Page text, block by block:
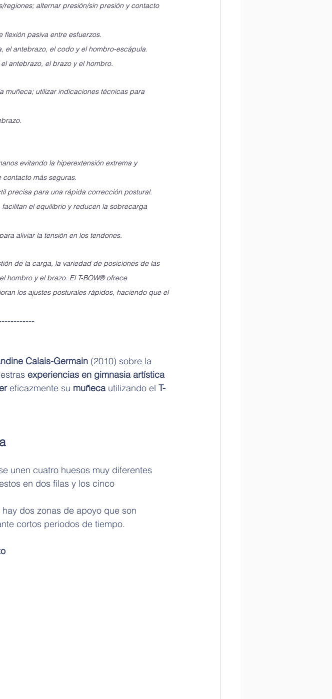
alternar presión/sin presión y contacto
pasiva entre esfuerzos.
el antebrazo, el codo y el hombro-escápula.
antebrazo, el brazo y el hombro.
muñeca; utilizar indicaciones técnicas para
evitando la hiperextensión extrema y
más seguras.
precisa para una rápida corrección postural.
el equilibrio y reducen la sobrecarga
aliviar la tensión en los tendones.
de la carga, la variedad de posiciones de las
hombro y el brazo. El T-BOW® ofrece
los ajustes posturales rápidos, haciendo que el
Calais-Germain (2010) sobre la
experiencias en gimnasia artística
eficazmente su muñeca utilizando el T-
unen cuatro huesos muy diferentes
en dos filas y los cinco
dos zonas de apoyo que son
cortos periodos de tiempo.